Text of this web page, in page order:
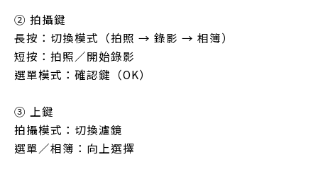
② 拍攝鍵
長按：切換模式（拍照 → 錄影 → 相簿）
短按：拍照／開始錄影
選單模式：確認鍵（OK）
③ 上鍵
拍攝模式：切換濾鏡
選單／相簿：向上選擇